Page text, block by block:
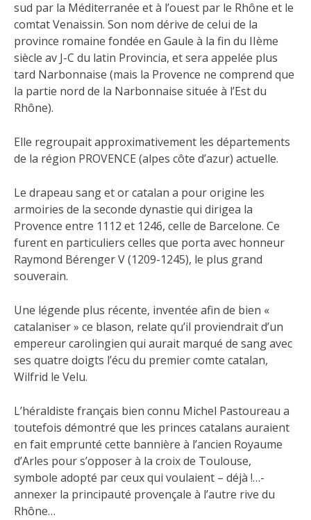
sud par la Méditerranée et à l’ouest par le Rhône et le
comtat Venaissin. Son nom dérive de celui de la
province romaine fondée en Gaule à la fin du IIème
siècle av J-C du latin Provincia, et sera appelée plus
tard Narbonnaise (mais la Provence ne comprend que
la partie nord de la Narbonnaise située à l’Est du
Rhône).
Elle regroupait approximativement les départements
de la région PROVENCE (alpes côte d’azur) actuelle.
Le drapeau sang et or catalan a pour origine les
armoiries de la seconde dynastie qui dirigea la
Provence entre 1112 et 1246, celle de Barcelone. Ce
furent en particuliers celles que porta avec honneur
Raymond Bérenger V (1209-1245), le plus grand
souverain.
Une légende plus récente, inventée afin de bien «
catalaniser » ce blason, relate qu’il proviendrait d’un
empereur carolingien qui aurait marqué de sang avec
ses quatre doigts l’écu du premier comte catalan,
Wilfrid le Velu.
L’héraldiste français bien connu Michel Pastoureau a
toutefois démontré que les princes catalans auraient
en fait emprunté cette bannière à l’ancien Royaume
d’Arles pour s’opposer à la croix de Toulouse,
symbole adopté par ceux qui voulaient – déjà !…-
annexer la principauté provençale à l’autre rive du
Rhône…